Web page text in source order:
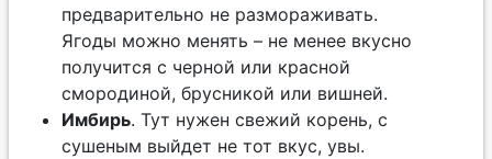
предварительно не размораживать.
Ягоды можно менять – не менее вкусно
получится с черной или красной
смородиной, брусникой или вишней.
Имбирь. Тут нужен свежий корень, с
сушеным выйдет не тот вкус, увы.